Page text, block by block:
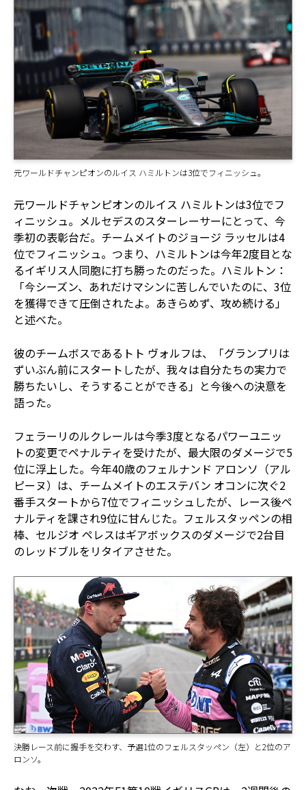
元ワールドチャンピオンのルイス ハミルトンは3位でフィニッシュ。
元ワールドチャンピオンのルイス ハミルトンは3位でフ
ィニッシュ。メルセデスのスターレーサーにとって、今
季初の表彰台だ。チームメイトのジョージ ラッセルは4
位でフィニッシュ。つまり、ハミルトンは今年2度目とな
るイギリス人同胞に打ち勝ったのだった。ハミルトン：
「今シーズン、あれだけマシンに苦しんでいたのに、3位
を獲得できて圧倒されたよ。あきらめず、攻め続ける」
と述べた。
彼のチームボスであるトト ヴォルフは、「グランプリは
ずいぶん前にスタートしたが、我々は自分たちの実力で
勝ちたいし、そうすることができる」と今後への決意を
語った。
フェラーリのルクレールは今季3度となるパワーユニッ
トの変更でペナルティを受けたが、最大限のダメージで5
位に浮上した。今年40歳のフェルナンド アロンソ（アル
ピーヌ）は、チームメイトのエステバン オコンに次ぐ2
番手スタートから7位でフィニッシュしたが、レース後ペ
ナルティを課され9位に甘んじた。フェルスタッペンの相
棒、セルジオ ペレスはギアボックスのダメージで2台目
のレッドブルをリタイアさせた。
決勝レース前に握手を交わす、予選1位のフェルスタッペン（左）と2位のア
ロンソ。